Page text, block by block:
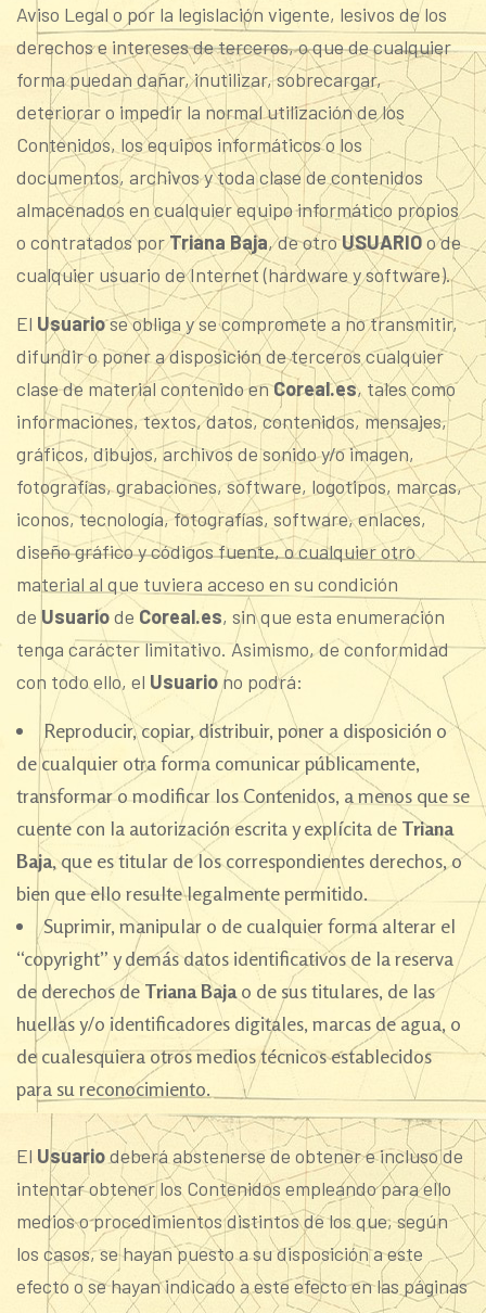
Aviso Legal o por la legislación vigente, lesivos de los
derechos e intereses de terceros, o que de cualquier
forma puedan dañar, inutilizar, sobrecargar,
deteriorar o impedir la normal utilización de los
Contenidos, los equipos informáticos o los
documentos, archivos y toda clase de contenidos
almacenados en cualquier equipo informático propios
o contratados porTriana Baja, de otroUSUARIOo de
cualquier usuario de Internet (hardware y software).
El Usuariose obliga y se compromete a no transmitir,
difundir o poner a disposición de terceros cualquier
clase de material contenido enCoreal.es, tales como
informaciones, textos, datos, contenidos, mensajes,
gráficos, dibujos, archivos de sonido y/o imagen,
fotografías, grabaciones, software, logotipos, marcas,
iconos, tecnología, fotografías, software, enlaces,
diseño gráfico y códigos fuente, o cualquier otro
material al que tuviera acceso en su condición
de Usuariode Coreal.es, sin que esta enumeración
tenga carácter limitativo. Asimismo, de conformidad
con todo ello, el Usuariono podrá:
Reproducir, copiar, distribuir, poner a disposición o
de cualquier otra forma comunicar públicamente,
transformar o modificar los Contenidos, a menos que se
cuente con la autorización escrita y explícita de Triana
Baja, que es titular de los correspondientes derechos, o
bien que ello resulte legalmente permitido.
Suprimir, manipular o de cualquier forma alterar el
“copyright” y demás datos identificativos de la reserva
de derechos de Triana Bajao de sus titulares, de las
huellas y/o identificadores digitales, marcas de agua, o
de cualesquiera otros medios técnicos establecidos
para su reconocimiento.
El Usuariodeberá abstenerse de obtener e incluso de
intentar obtener los Contenidos empleando para ello
medios o procedimientos distintos de los que, según
los casos, se hayan puesto a su disposición a este
efecto o se hayan indicado a este efecto en las páginas